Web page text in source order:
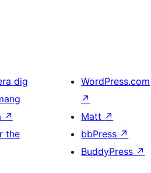
dig
↗
the
WordPress.com
↗
Matt ↗
bbPress ↗
BuddyPress ↗